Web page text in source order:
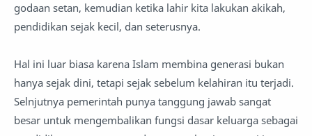
godaan setan, kemudian ketika lahir kita lakukan akikah,
pendidikan sejak kecil, dan seterusnya.
Hal ini luar biasa karena Islam membina generasi bukan
hanya sejak dini, tetapi sejak sebelum kelahiran itu terjadi.
Selnjutnya pemerintah punya tanggung jawab sangat
besar untuk mengembalikan fungsi dasar keluarga sebagai